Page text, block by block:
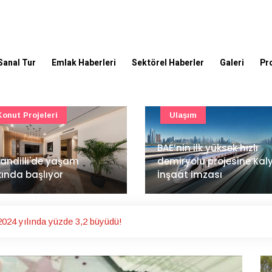
Tur Emlak Haberleri Sektörel Haberler Galeri
ilk yüksek hızlı
projesine Kalyon
imzası
Mimarlık ve mühendislik
projeleri e-PYS ile dijital
ortama taşınacak
Güncel
yılında yüzde 3,2 büyüdü!